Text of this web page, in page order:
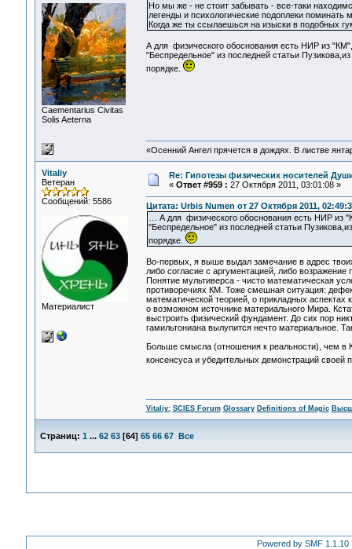
Сaementarius Civitas
Solis Aeterna
Но мы же - не стоит забывать - все-таки
легенды и психологические подоплеки
Когда же ты ссылаешься на изыски в подобных
А для физического обоснования есть НИР из
"Беспредельное" из последней статьи
порядке.
«Осенний Ангел прячется в дождях. В листве
Vitaliy
Ветеран
Сообщений: 5586
Материалист
Re: Гипотезы физических носителей
« Ответ #959 : 27 Октября 2011, 03:01:08 »
Цитата: Urbis Numen от 27 Октября 2011,
… А для физического обоснования есть НИР из
"Беспредельное" из последней статьи
порядке.
Во-первых, я выше выдал замечание в адрес
либо согласие с аргументацией, либо возражение
Понятие мультиверса - чисто математическая
противоречиях КМ. Тоже смешная ситуация:
математической теорией, о прикладных
о возможном источнике материального Мира.
выстроить физический фундамент. До сих пор
гамильтониана вылупится нечто материальное.
Больше смысла (отношения к реальности), чем в
консенсуса и убедительных демонстраций
Vitaliy: SCIES Forum Glossary Definitions of Magic
Страниц: 1 ... 62 63[64] 65 66 67 Все
Powered by SMF 1.1.10